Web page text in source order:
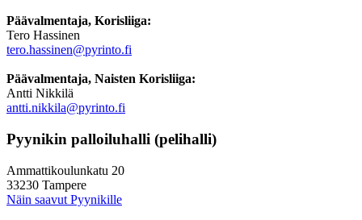
Päävalmentaja, Korisliiga:
Tero Hassinen
tero.hassinen@pyrinto.fi
Päävalmentaja, Naisten Korisliiga:
Antti Nikkilä
antti.nikkila@pyrinto.fi
Pyynikin palloiluhalli (pelihalli)
Ammattikoulunkatu 20
33230 Tampere
Näin saavut Pyynikille